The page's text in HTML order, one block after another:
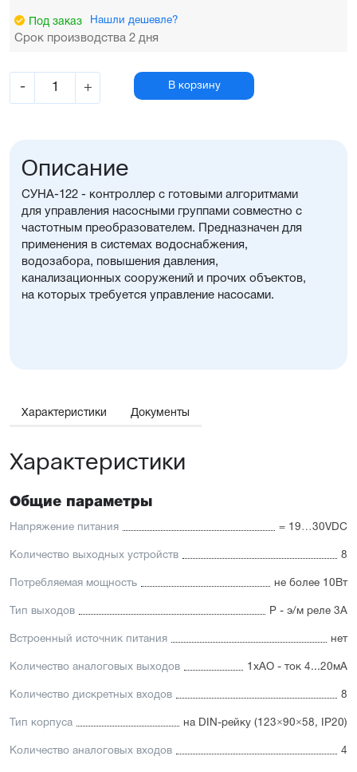
Под заказ Нашли дешевле?
Срок производства 2 дня
- + В корзину
Описание
СУНА-122 - контроллер с готовыми алгоритмами
для управления насосными группами совместно с
частотным преобразователем. Предназначен для
применения в системах водоснабжения,
водозабора, повышения давления,
канализационных сооружений и прочих объектов,
на которых требуется управление насосами.
Характеристики Документы
Характеристики
Общие параметры
Напряжение питания = 19…30VDC
Количество выходных устройств 8
Потребляемая мощность не более 10Вт
Тип выходов Р - э/м реле 3А
Встроенный источник питания нет
Количество аналоговых выходов 1хAO - ток 4...20мА
Количество дискретных входов 8
Тип корпуса на DIN-рейку (123×90×58, IP20)
Количество аналоговых входов 4